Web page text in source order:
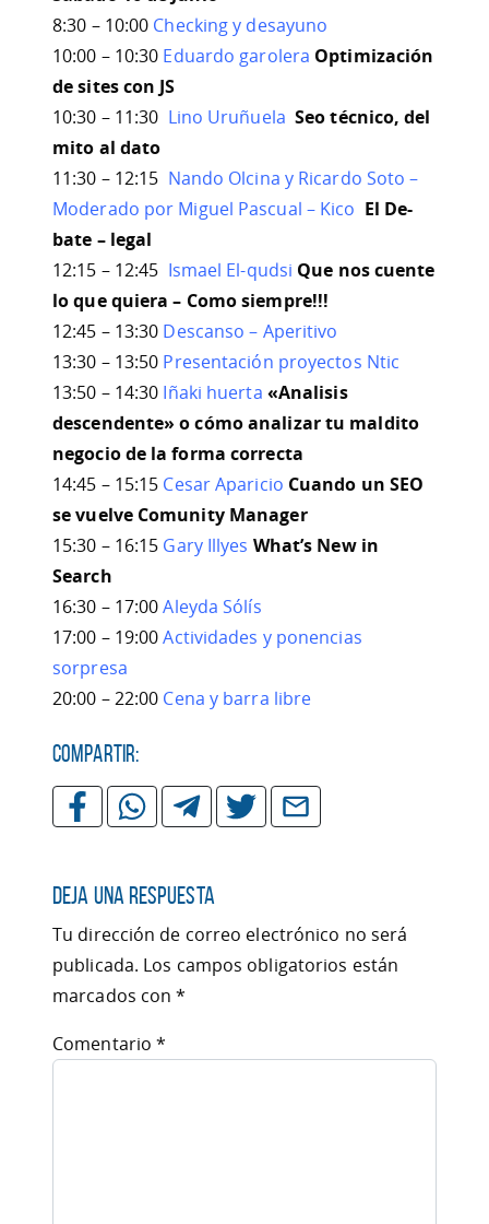
8:30 – 10:00 Checking y desayuno
10:00 – 10:30 Eduardo garolera Optimización
de sites con JS
10:30 – 11:30 Lino Uruñuela Seo técnico, del
mito al dato
11:30 – 12:15 Nando Olcina y Ricardo Soto –
Moderado por Miguel Pascual – Kico El De-
bate – legal
12:15 – 12:45 Ismael El-qudsi Que nos cuente
lo que quiera – Como siempre!!!
12:45 – 13:30 Descanso – Aperitivo
13:30 – 13:50 Presentación proyectos Ntic
13:50 – 14:30 Iñaki huerta «Analisis
descendente» o cómo analizar tu maldito
negocio de la forma correcta
14:45 – 15:15 Cesar Aparicio Cuando un SEO
se vuelve Comunity Manager
15:30 – 16:15 Gary Illyes What’s New in
Search
16:30 – 17:00Aleyda Sólís
17:00 – 19:00Actividades y ponencias
sorpresa
20:00 – 22:00 Cena y barra libre
Compartir:
Deja una respuesta
Tu dirección de correo electrónico no será
publicada. Los campos obligatorios están
marcados con*
Comentario*